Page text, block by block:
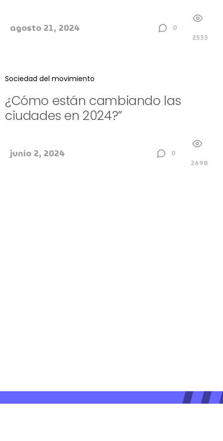
agosto 21, 2024
0
2533
Sociedad del movimiento
¿Cómo están cambiando las
ciudades en 2024?”
junio 2, 2024
0
2698